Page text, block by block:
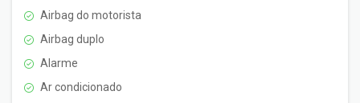
Airbag do motorista
Airbag duplo
Alarme
Ar condicionado